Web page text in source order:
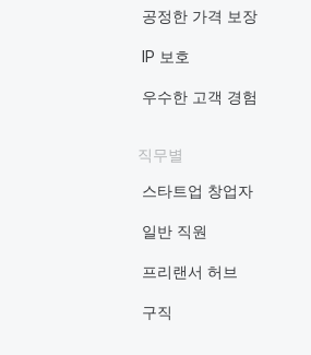
공정한 가격 보장
IP 보호
우수한 고객 경험
직무별
스타트업 창업자
일반 직원
프리랜서 허브
구직